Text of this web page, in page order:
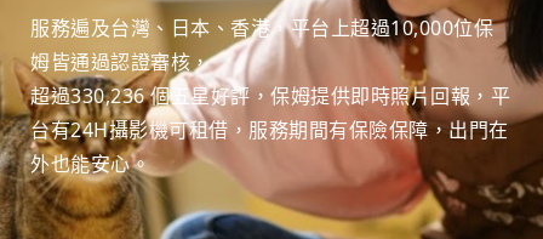
服務遍及台灣、日本、香港，平台上超過10,000位保
姆皆通過認證審核，
超過330,236 個五星好評，保姆提供即時照片回報， 平
台有24H攝影機可租借，服務期間有保險保障， 出門在
外也能安心。